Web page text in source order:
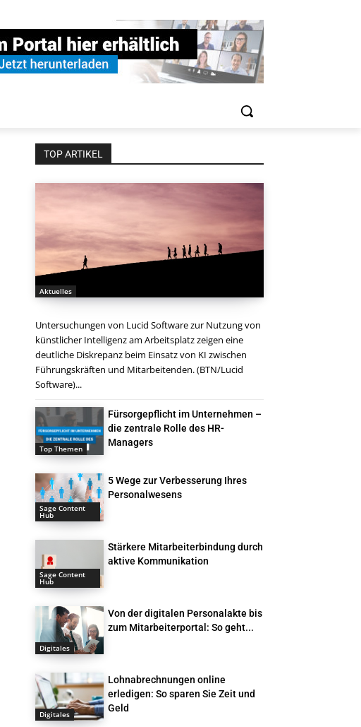
TOP ARTIKEL
Aktuelles
Untersuchungen von Lucid Software zur Nutzung von
künstlicher Intelligenz am Arbeitsplatz zeigen eine
deutliche Diskrepanz beim Einsatz von KI zwischen
Führungskräften und Mitarbeitenden. (BTN/Lucid
Software)...
Top Themen
Fürsorgepflicht im Unternehmen –
die zentrale Rolle des HR-
Managers
Sage Content
Hub
5 Wege zur Verbesserung Ihres
Personalwesens
Sage Content
Hub
Stärkere Mitarbeiterbindung durch
aktive Kommunikation
Digitales
Von der digitalen Personalakte bis
zum Mitarbeiterportal: So geht...
Digitales
Lohnabrechnungen online
erledigen: So sparen Sie Zeit und
Geld